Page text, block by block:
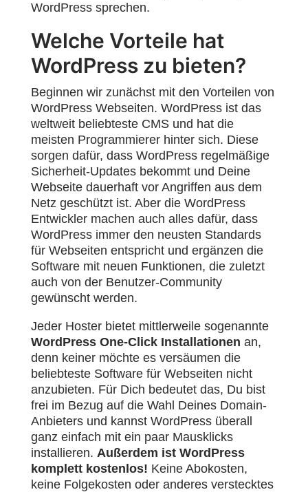
WordPress sprechen.
Welche Vorteile hat
WordPress zu bieten?
Beginnen wir zunächst mit den Vorteilen von
WordPress Webseiten. WordPress ist das
weltweit beliebteste CMS und hat die
meisten Programmierer hinter sich. Diese
sorgen dafür, dass WordPress regelmäßige
Sicherheit-Updates bekommt und Deine
Webseite dauerhaft vor Angriffen aus dem
Netz geschützt ist. Aber die WordPress
Entwickler machen auch alles dafür, dass
WordPress immer den neusten Standards
für Webseiten entspricht und ergänzen die
Software mit neuen Funktionen, die zuletzt
auch von der Benutzer-Community
gewünscht werden.
Jeder Hoster bietet mittlerweile sogenannte
WordPress One-Click Installationen an,
denn keiner möchte es versäumen die
beliebteste Software für Webseiten nicht
anzubieten. Für Dich bedeutet das, Du bist
frei im Bezug auf die Wahl Deines Domain-
Anbieters und kannst WordPress überall
ganz einfach mit ein paar Mausklicks
installieren. Außerdem ist WordPress
komplett kostenlos! Keine Abokosten,
keine Folgekosten oder anderes verstecktes